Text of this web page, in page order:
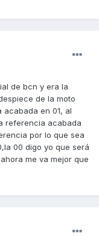
de bcn y era la
de la moto
acabada en 01, al
referencia acabada
por lo que sea
00 digo yo que será
me va mejor que